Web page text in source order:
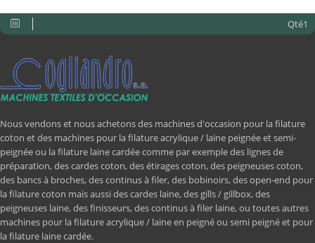
Qté1
Nous vendons et nous achetons des machines d'occasion pour la filature
coton et des machines pour la filature acrylique / laine peignée et semi-
peignée ou la filature laine cardée comme par exemple des lignes de
préparation, des cardes coton, des étirages coton, des peigneuses coton,
des bancs à broches, des continus à filer, des bobinoirs, des open-end pour
la filature coton mais aussi des cardes laine, des gills / gillbox, des
peigneuses laine, des finisseurs, des continus à filer laine, ou toutes autres
machines pour la filature acrylique / laine en peigné ou semi peigné et pour
la filature laine cardée.